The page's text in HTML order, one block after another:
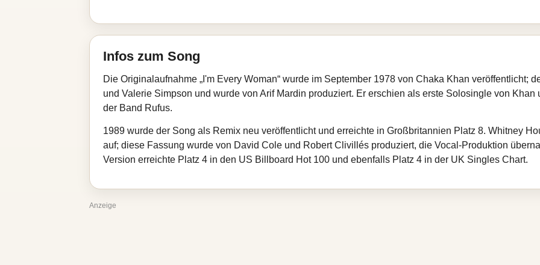
Infos zum Song
Die Originalaufnahme „I'm Every Woman“ wurde im September 1978 von Chaka Khan veröffentlicht;
und Valerie Simpson und wurde von Arif Mardin produziert. Er erschien als erste Solosingle von
der Band Rufus.
1989 wurde der Song als Remix neu veröffentlicht und erreichte in Großbritannien Platz 8. Whitney
auf; diese Fassung wurde von David Cole und Robert Clivillés produziert, die Vocal-Produktion
Version erreichte Platz 4 in den US Billboard Hot 100 und ebenfalls Platz 4 in der UK Singles Chart.
Anzeige